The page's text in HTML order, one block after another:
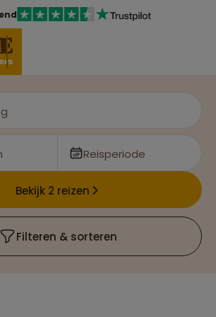
Reisperiode
Bekijk 2 reizen
Filteren & sorteren